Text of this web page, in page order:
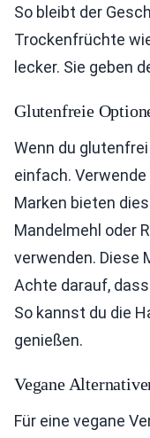
So bleibt der
Trockenfrüchte
lecker. Sie geben
Glutenfreie
Wenn du
einfach.
Marken bieten
Mandelmehl oder
verwenden. Diese
Achte darauf,
So kannst du die
genießen.
Vegane
Für eine vegane